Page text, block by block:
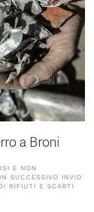
a Broni
E NON
SUCCESSIVO INVIO
RIFIUTI E SCARTI